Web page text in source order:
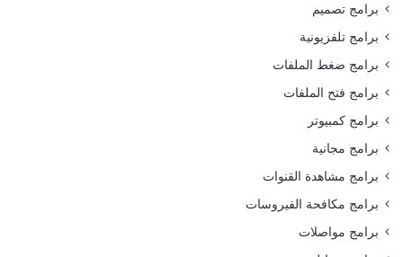
برامج تصميم
برامج تلفزيونية
برامج ضغط الملفات
برامج فتح الملفات
برامج كمبيوتر
برامج مجانية
برامج مشاهدة القنوات
برامج مكافحة الفيروسات
برامج مواصلات